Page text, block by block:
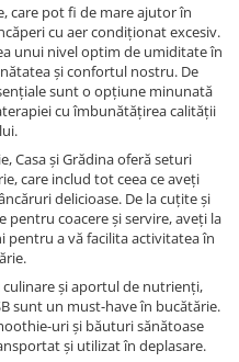
care pot fi de mare ajutor în
cu aer condiționat excesiv.
unui nivel optim de umiditate în
și confortul nostru. De
sunt o opțiune minunată
cu îmbunătățirea calității
Casa și Grădina oferă seturi
care includ tot ceea ce aveți
delicioase. De la cuțite și
pentru coacere și servire, aveți la
pentru a vă facilita activitatea în
și aportul de nutrienți,
sunt un must-have în bucătărie.
uri și băuturi sănătoase
și utilizat în deplasare.